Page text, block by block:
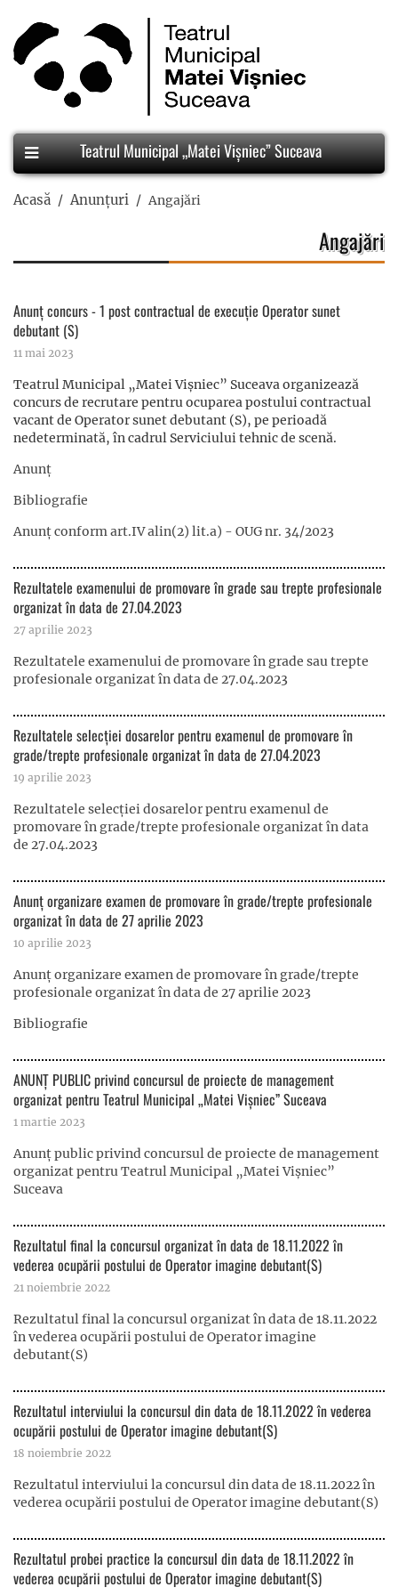
Teatrul Municipal „Matei Vișniec” Suceava
Acasă Anunțuri Angajări
Angajări
Anunț concurs - 1 post contractual de execuție Operator sunet
debutant (S)
11 mai 2023
Teatrul Municipal „Matei Vișniec” Suceava organizează
concurs de recrutare pentru ocuparea postului contractual
vacant de Operator sunet debutant (S), pe perioadă
nedeterminată, în cadrul Serviciului tehnic de scenă.
Anunț
Bibliografie
Anunț conform art.IV alin(2) lit.a) - OUG nr. 34/2023
Rezultatele examenului de promovare în grade sau trepte profesionale
organizat în data de 27.04.2023
27 aprilie 2023
Rezultatele examenului de promovare în grade sau trepte
profesionale organizat în data de 27.04.2023
Rezultatele selecției dosarelor pentru examenul de promovare în
grade/trepte profesionale organizat în data de 27.04.2023
19 aprilie 2023
Rezultatele selecției dosarelor pentru examenul de
promovare în grade/trepte profesionale organizat în data
de 27.04.2023
Anunț organizare examen de promovare în grade/trepte profesionale
organizat în data de 27 aprilie 2023
10 aprilie 2023
Anunț organizare examen de promovare în grade/trepte
profesionale organizat în data de 27 aprilie 2023
Bibliografie
ANUNȚ PUBLIC privind concursul de proiecte de management
organizat pentru Teatrul Municipal „Matei Vişniec” Suceava
1 martie 2023
Anunț public privind concursul de proiecte de management
organizat pentru Teatrul Municipal „Matei Vişniec”
Suceava
Rezultatul final la concursul organizat în data de 18.11.2022 în
vederea ocupării postului de Operator imagine debutant(S)
21 noiembrie 2022
Rezultatul final la concursul organizat în data de 18.11.2022
în vederea ocupării postului de Operator imagine
debutant(S)
Rezultatul interviului la concursul din data de 18.11.2022 în vederea
ocupării postului de Operator imagine debutant(S)
18 noiembrie 2022
Rezultatul interviului la concursul din data de 18.11.2022 în
vederea ocupării postului de Operator imagine debutant(S)
Rezultatul probei practice la concursul din data de 18.11.2022 în
vederea ocupării postului de Operator imagine debutant(S)